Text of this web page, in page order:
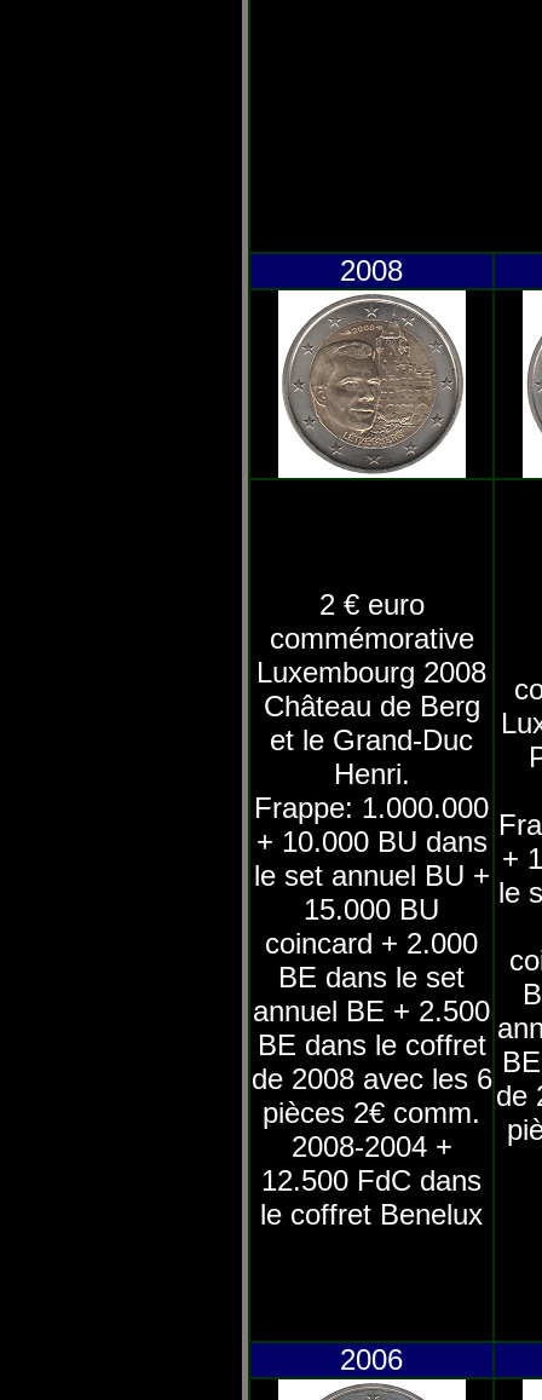
2008
2 € euro
commémorative
Luxembourg 2008
Château de Berg
et le Grand-Duc
Henri.
Frappe: 1.000.000
+ 10.000 BU dans
le set annuel BU +
15.000 BU
coincard + 2.000
BE dans le set
annuel BE + 2.500
BE dans le coffret
de 2008 avec les 6
pièces 2€ comm.
2008-2004 +
12.500 FdC dans
le coffret Benelux
+
le
de
2006